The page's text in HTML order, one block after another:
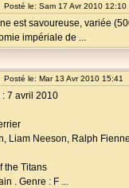
Posté le: Sam 17 Avr 2010
est savoureuse, variée
impériale de ...
Posté le: Mar 13 Avr 2010
: 7 avril 2010
Liam Neeson, Ralph
the Titans
. Genre : F ...